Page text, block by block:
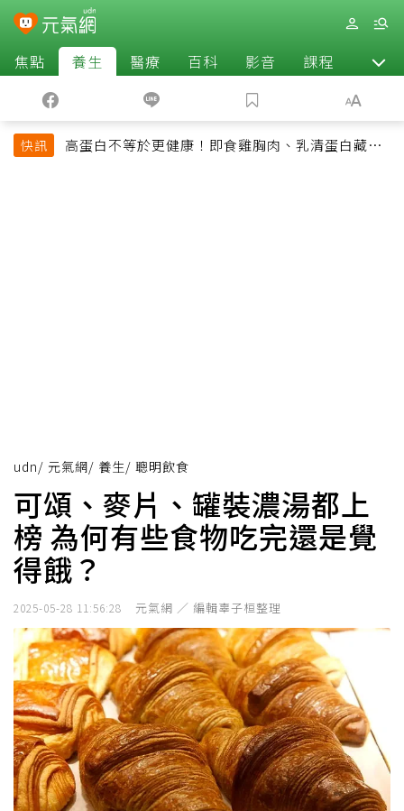
焦點 養生 醫療 百科 影音 課程 退休
快訊
高蛋白不等於更健康！即食雞胸肉、乳清蛋白藏陷
udn/ 元氣網/ 養生/ 聰明飲食
可頌、麥片、罐裝濃湯都上
榜 為何有些食物吃完還是覺
得餓？
2025-05-28 11:56:28 元氣網 ／ 編輯辜子桓整理